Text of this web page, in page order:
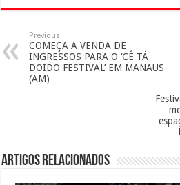
Previous
COMEÇA A VENDA DE
INGRESSOS PARA O ‘CÊ TÁ
DOIDO FESTIVAL’ EM MANAUS
(AM)
Artigos Relacionados